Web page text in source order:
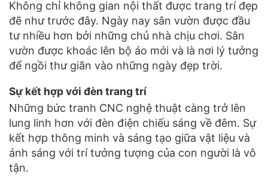
Không chỉ không gian nội thất được trang trí đẹp
đẽ như trước đây. Ngày nay sân vườn được đầu
tư nhiều hơn bởi những chủ nhà chịu chơi. Sân
vườn được khoác lên bộ áo mới và là nơi lý tưởng
để ngồi thư giãn vào những ngày đẹp trời.
Sự kết hợp với đèn trang trí
Những bức tranh CNC nghệ thuật càng trở lên
lung linh hơn với đèn điện chiếu sáng về đêm. Sự
kết hợp thông minh và sáng tạo giữa vật liệu và
ánh sáng với trí tưởng tượng của con người là vô
tận.